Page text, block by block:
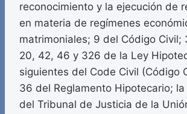
reconocimiento y la ejecución de
en materia de regímenes
matrimoniales; 9 del Código Civil;
20, 42, 46 y 326 de la Ley
siguientes del Code Civil (Código
36 del Reglamento Hipotecario; la
del Tribunal de Justicia de la